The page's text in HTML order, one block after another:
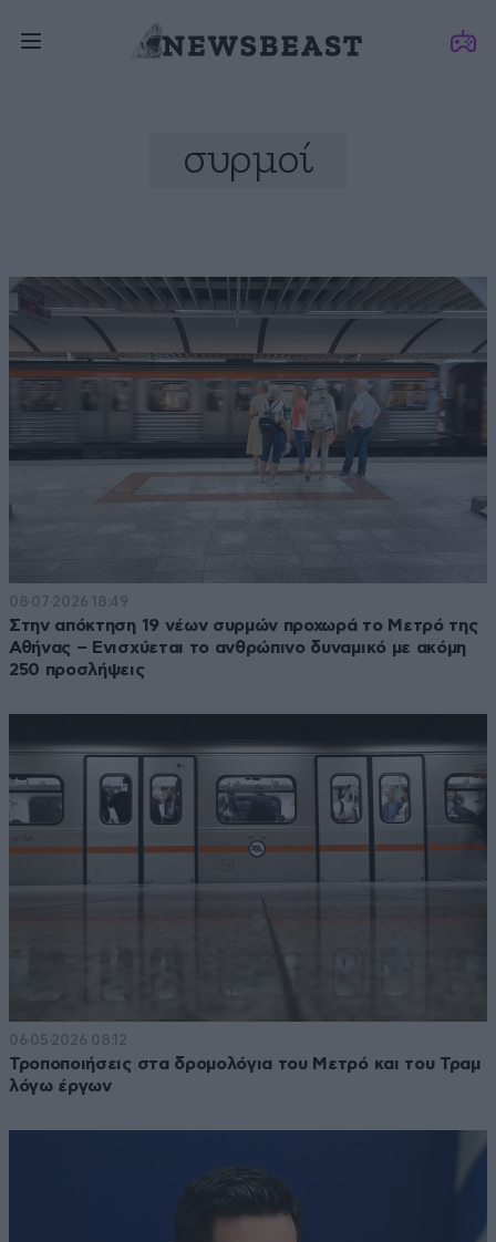
συρμοί
08·07·2026 18:49
Στην απόκτηση 19 νέων συρμών προχωρά το Μετρό της
Αθήνας – Ενισχύεται το ανθρώπινο δυναμικό με ακόμη
250 προσλήψεις
06·05·2026 08:12
Τροποποιήσεις στα δρομολόγια του Μετρό και του Τραμ
λόγω έργων